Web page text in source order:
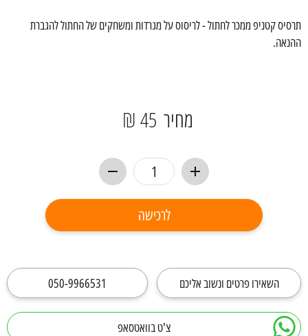
תרסיס קטניפ ממכר לחתול - לריסוס על מגרדות ומשחקים של החתול להגברת
ההנאה.
מחיר 45 ₪
לרכישה
השאירו פרטים ונשוב אליכם 050-9966531
צ'ט בוואטסאפ